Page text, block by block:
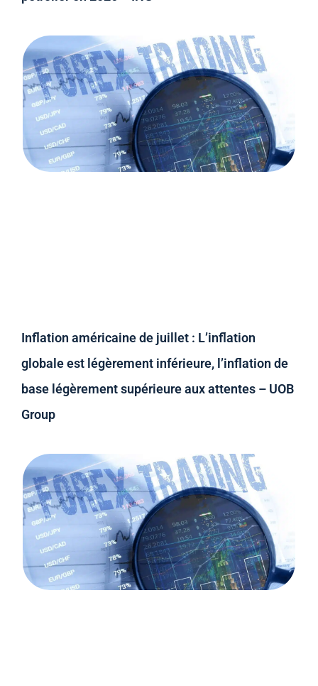
Inflation américaine de juillet : L’inflation
globale est légèrement inférieure, l’inflation de
base légèrement supérieure aux attentes – UOB
Group